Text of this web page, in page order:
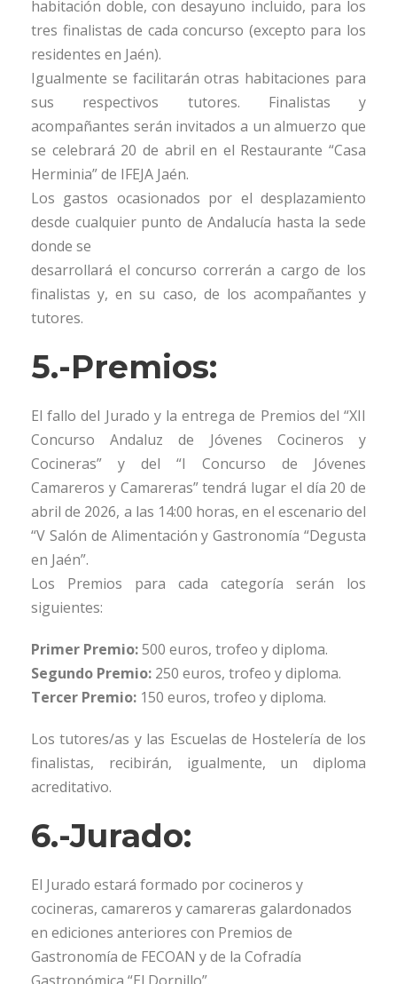
habitación doble, con desayuno incluido, para los
tres finalistas de cada concurso (excepto para los
residentes en Jaén).
Igualmente se facilitarán otras habitaciones para
sus respectivos tutores. Finalistas y
acompañantes serán invitados a un almuerzo que
se celebrará 20 de abril en el Restaurante “Casa
Herminia” de IFEJA Jaén.
Los gastos ocasionados por el desplazamiento
desde cualquier punto de Andalucía hasta la sede
donde se
desarrollará el concurso correrán a cargo de los
finalistas y, en su caso, de los acompañantes y
tutores.
5.-Premios:
El fallo del Jurado y la entrega de Premios del “XII
Concurso Andaluz de Jóvenes Cocineros y
Cocineras” y del “I Concurso de Jóvenes
Camareros y Camareras” tendrá lugar el día 20 de
abril de 2026, a las 14:00 horas, en el escenario del
“V Salón de Alimentación y Gastronomía “Degusta
en Jaén”.
Los Premios para cada categoría serán los
siguientes:
Primer Premio:500 euros, trofeo y diploma.
Segundo Premio: 250 euros, trofeo y diploma.
Tercer Premio: 150 euros, trofeo y diploma.
Los tutores/as y las Escuelas de Hostelería de los
finalistas, recibirán, igualmente, un diploma
acreditativo.
6.-Jurado:
El Jurado estará formado por cocineros y
cocineras, camareros y camareras galardonados
en ediciones anteriores con Premios de
Gastronomía de FECOAN y de la Cofradía